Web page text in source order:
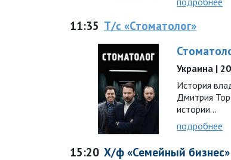
11:35 Т/с «Стоматолог»
Украина |
История
Дмитрия
истории...
подробнее
15:20 Х/ф «Семейный бизнес»